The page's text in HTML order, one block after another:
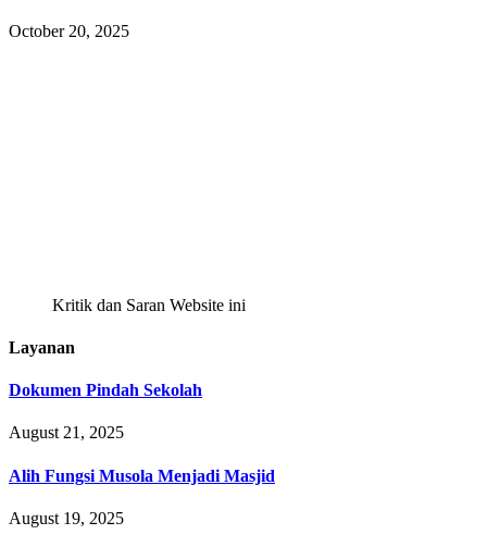
October 20, 2025
Kritik dan Saran Website ini
Layanan
Dokumen Pindah Sekolah
August 21, 2025
Alih Fungsi Musola Menjadi Masjid
August 19, 2025